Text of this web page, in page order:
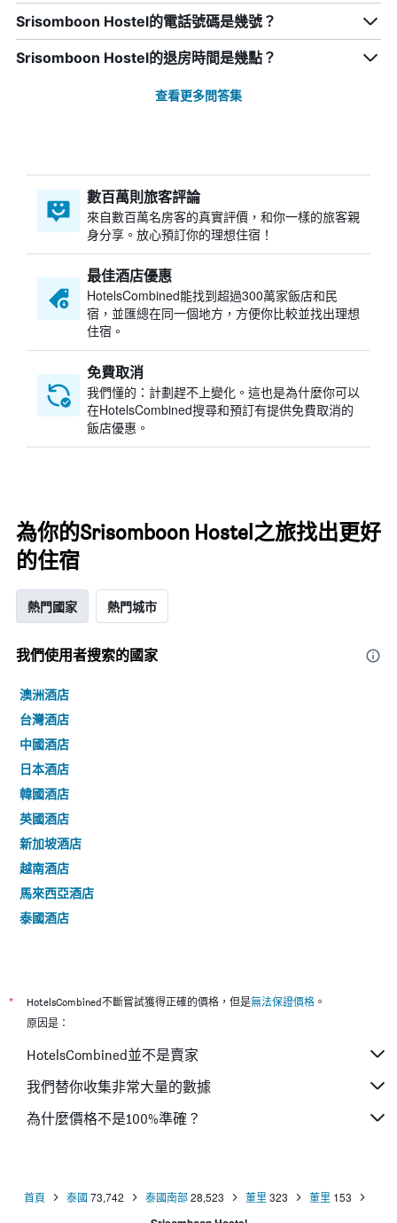
Srisomboon Hostel的電話號碼是幾號？
Srisomboon Hostel的退房時間是幾點？
查看更多問答集
數百萬則旅客評論
來自數百萬名房客的真實評價，和你一樣的旅客親
身分享。放心預訂你的理想住宿！
最佳酒店優惠
HotelsCombined​能找到超過300萬家飯店和民
宿，並匯總在同一個地方，方便你比較並找出理想
住宿。
免費取消
我們懂的：計劃趕不上變化。這也是為什麼你可以
在HotelsCombined搜尋和預訂有提供免費取消的
飯店優惠。
為你的Srisomboon Hostel之旅找出更好
的住宿
熱門國家 熱門城市
我們使用者搜索的國家
澳洲酒店
台灣酒店
中國酒店
日本酒店
韓國酒店
英國酒店
新加坡酒店
越南酒店
馬來西亞酒店
泰國酒店
* HotelsCombined不斷嘗試獲得正確的價格，但是無法保證價格 。
原因是：
HotelsCombined並不是賣家
我們替你收集非常大量的數據
為什麼價格不是100%準確？
首頁 泰國 73,742 泰國南部28,523 董里 323 董里 153